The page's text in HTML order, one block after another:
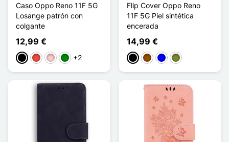
Caso Oppo Reno 11F 5G
Losange patrón con
colgante
12,99 €
NegroRojoRosaVerde
+2
Flip Cover Oppo Reno
11F 5G Piel sintética
encerada
14,99 €
NegroMarrón
AzulCaqui